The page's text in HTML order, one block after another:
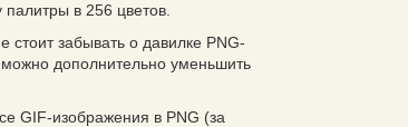
в 256 цветов.
стоит забывать о давилке PNG-
дополнительно уменьшить
GIF-изображения в PNG (за